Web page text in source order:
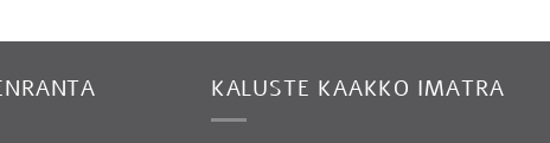
KALUSTE KAAKKO IMATRA